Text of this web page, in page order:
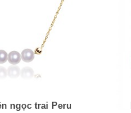
ngọc trai Peru